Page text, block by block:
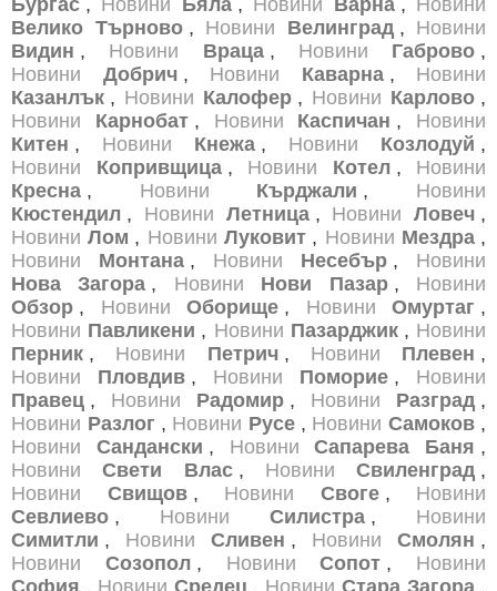
Велико Търново , Новини Велинград , Новини
Видин , Новини Враца , Новини Габрово ,
Новини
Добрич , Новини Каварна , Новини
Казанлък , Новини Калофер , Новини Карлово ,
Новини
Карнобат , Новини Каспичан , Новини
Китен , Новини Кнежа , Новини Козлодуй ,
Новини
Копривщица , Новини Котел , Новини
Кресна , Новини Кърджали , Новини
Кюстендил , Новини Летница , Новини Ловеч ,
Новини Лом , Новини Луковит , Новини Мездра ,
Новини
Монтана , Новини Несебър , Новини
Нова Загора , Новини Нови Пазар , Новини
Обзор , Новини Оборище , Новини Омуртаг ,
Новини Павликени , Новини Пазарджик , Новини
Перник , Новини Петрич , Новини Плевен ,
Новини
Пловдив , Новини Поморие , Новини
Правец , Новини Радомир , Новини Разград ,
Новини Разлог , Новини Русе , Новини Самоков ,
Новини
Сандански , Новини Сапарева Баня ,
Новини
Свети Влас , Новини Свиленград ,
Новини
Свищов , Новини Своге , Новини
Севлиево , Новини Силистра , Новини
Симитли , Новини Сливен , Новини Смолян ,
Новини
Созопол , Новини Сопот , Новини
София , Новини Средец , Новини Стара Загора ,